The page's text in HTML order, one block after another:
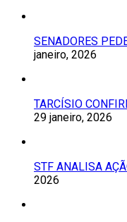
SENADORES
janeiro, 2026
TARCÍSIO
29 janeiro, 2026
STF ANALISA
2026